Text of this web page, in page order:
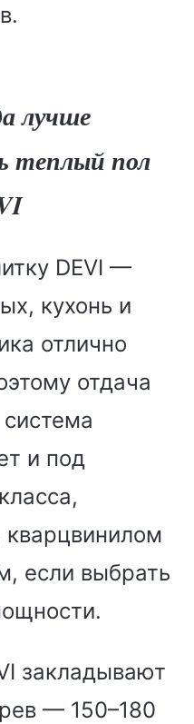
лучше
теплый пол
DEVI —
кухонь и
отлично
отдача
и под
кварцвинилом
если выбрать
закладывают
— 150–180